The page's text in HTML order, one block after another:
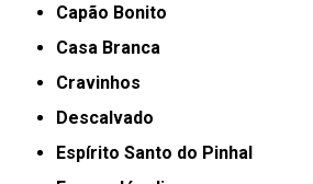
Capão Bonito
Casa Branca
Cravinhos
Descalvado
Espírito Santo do Pinhal